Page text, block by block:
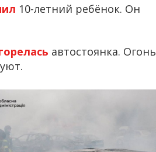
10-летний ребёнок. Он
автостоянка. Огонь